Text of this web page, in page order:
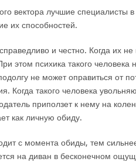
вектора лучшие специалисты
их способностей.
и честно. Когда их
этом психика такого человека
не может оправиться от
Когда такого человека
приползет к нему на
как личную обиду.
с момента обиды, тем
на диван в бесконечном